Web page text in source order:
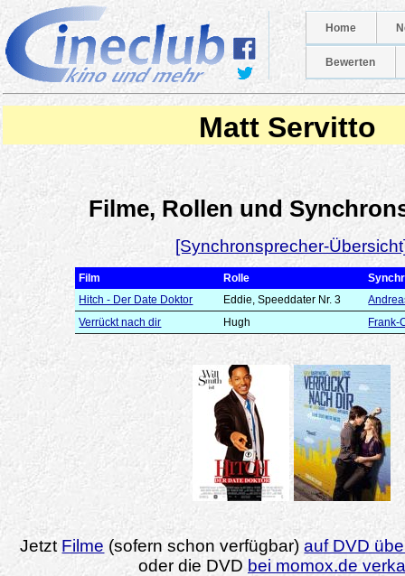
Home
Bewerten
Matt Servitto
Filme, Rollen und
[Synchronsprecher-
Film Rolle
Hitch - Der Date Doktor
Eddie, Speeddater Nr. 3
Verrückt nach dir
Hugh Frank-
Jetzt Filme (sofern schon verfügbar)auf DVD
oder die DVD bei momox.de